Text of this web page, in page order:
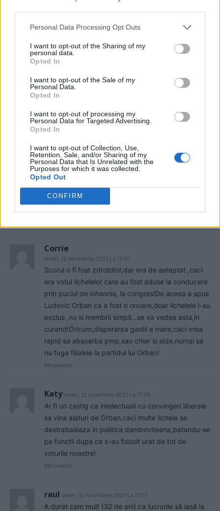
Personal Data Processing Opt Outs
I want to opt-out of the Sharing of my
personal data.
Opted In
I want to opt-out of the Sale of my
Personal Data.
Opted In
I want to opt-out of processing my
Personal Data for Targeted Advertising.
Opted In
I want to opt-out of Collection, Use,
Retention, Sale, and/or Sharing of my
Personal Data that Is Unrelated with the
Purposes for which it was collected.
Opted Out
CONFIRM
Pașca – Dumbrava”. Un fost
percheziționat și...
din perioada PNRR! ”Cei trei miniştri
publice”
8 COMENTARII
Camelian Propinatiu
vineri, 12 noiembrie 2021 La 14.15
Dacă ai bani, negociezi şi principii! Cîţu zice că va
Corrie
vineri, 12 noiembrie 2021 La 17.35
Scorul o fi fost zdrobitor,dar era de asteptat ,caci
era votul lichelelor care au fost aduse la conducere
prin puciul de iohannis, la congres!De aceea a spus
Ludovic Orban ca a fost o onoare,doar lichelele l-au
exclus ,nu si membrii simpli…se va vedea asta,in
curand!Oricum,disperarea gastii e mare,caci vrea
rapid sa absoarba pmp,sau chiar si alde,numai sa
nu fuga filialele la partidul lui Orban!
Răspundeți
Katy vineri, 12 noiembrie 2021 La 17.39
Ar fi un castig ca intelectualii cu convingeri liberale
sa vina alaturi de Orban,caci multe lichele se
destrabaleaza in politica damboviteana,batandu-se
pe functii dupa ce s-au folosit urat de tot de
voturile noastre!
Răspundeți
raul vineri, 12 noiembrie 2021 La 17.57
A durat cam mult (32 de ani) ca lucrurile sã iasã la